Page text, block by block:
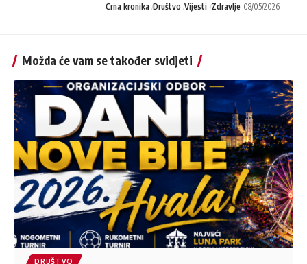
Crna kronika Društvo Vijesti Zdravlje 08/05/2026
Možda će vam se također svidjeti
DRUŠTVO